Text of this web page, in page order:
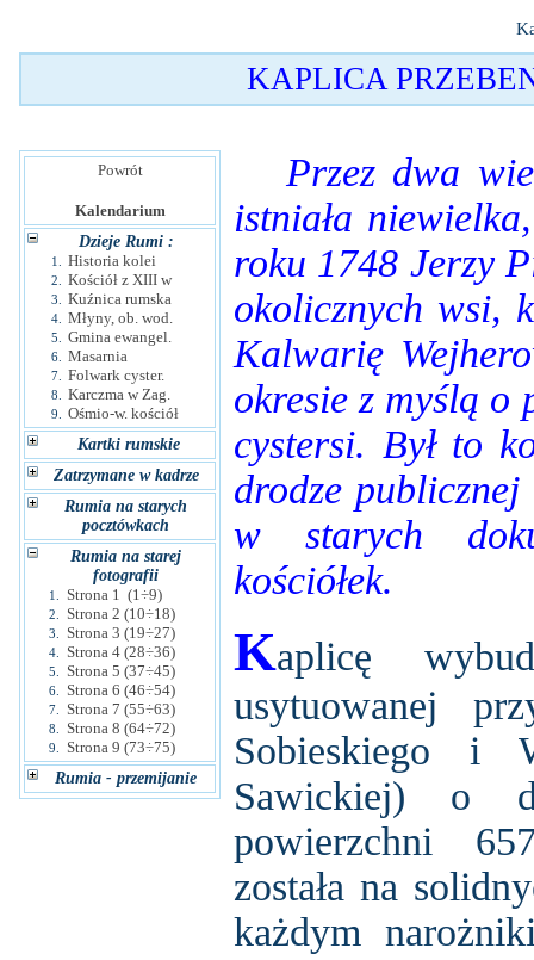
KAPLICA
Powrót
Kalendarium
Dzieje Rumi :
1. Historia kolei
2. Kościół z XIII w
3. Kuźnica rumska
4. Młyny, ob. wod.
5. Gmina ewangel.
6. Masarnia
7. Folwark cyster.
8. Karczma w Zag.
9.
Ośmio-w. kościół
Kartki rumskie
Zatrzymane w kadrze
Rumia na starych
pocztówkach
Rumia na starej
fotografii
1. Strona 1 (1÷9)
2. Strona 2 (10÷18)
3. Strona 3 (19÷27)
4. Strona 4 (28÷36)
5. Strona 5 (37÷45)
6. Strona 6 (46÷54)
7. Strona 7 (55÷63)
8. Strona 8 (64÷72)
9.
Strona 9 (73÷75)
Rumia - przemijanie
Przez dwa
istniała
roku 1748 Jerzy
okolicznych wsi,
Kalwarię
okresie z myślą
cystersi. Był to
drodze
w starych
kościółek.
Kaplicę
usytuowanej
Sobieskiego i
Sawickiej) o
powierzchni
została na
każdym